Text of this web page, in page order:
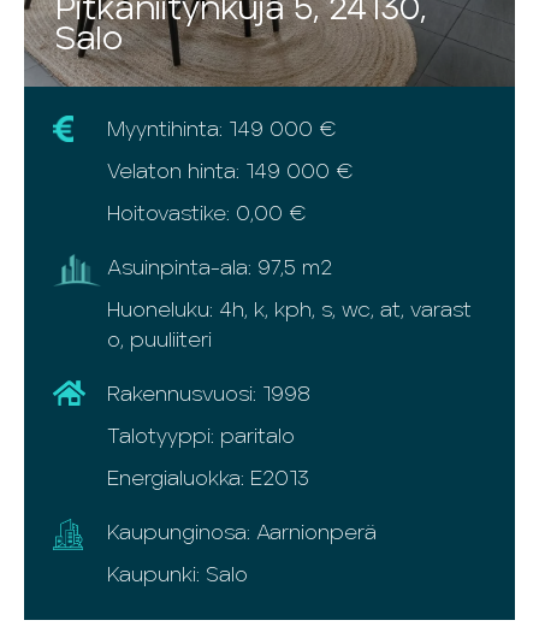
Pitkäniitynkuja 5, 24130,
Salo
Myyntihinta: 149 000 €
Velaton hinta: 149 000 €
Hoitovastike: 0,00 €
Asuinpinta-ala: 97,5 m2
Huoneluku: 4h, k, kph, s, wc, at, varast
o, puuliiteri
Rakennusvuosi: 1998
Talotyyppi: paritalo
Energialuokka: E2013
Kaupunginosa: Aarnionperä
Kaupunki: Salo